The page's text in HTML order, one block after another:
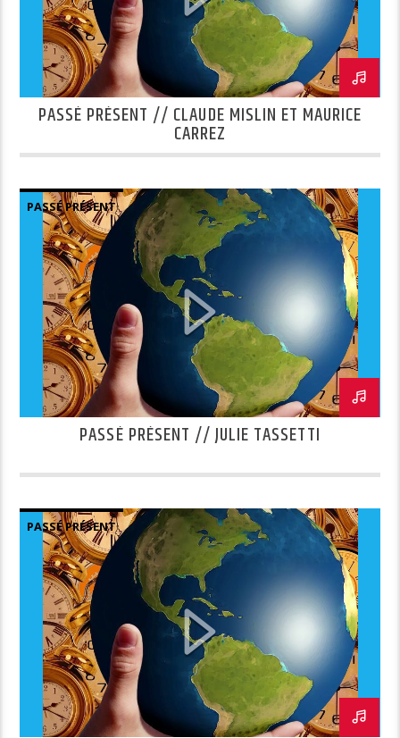
PASSÉ PRÉSENT // CLAUDE MISLIN ET MAURICE
CARREZ
PASSÉ PRÉSENT
PASSÉ PRÉSENT // JULIE TASSETTI
PASSÉ PRÉSENT